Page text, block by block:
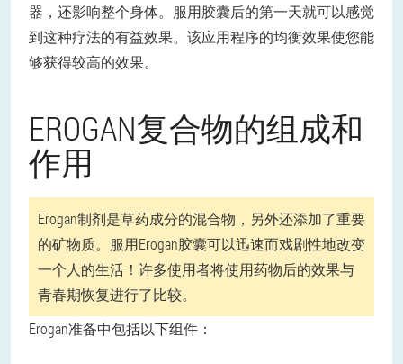
器，还影响整个身体。服用胶囊后的第一天就可以感觉
到这种疗法的有益效果。该应用程序的均衡效果使您能
够获得较高的效果。
EROGAN复合物的组成和
作用
Erogan制剂是草药成分的混合物，另外还添加了重要
的矿物质。服用Erogan胶囊可以迅速而戏剧性地改变
一个人的生活！许多使用者将使用药物后的效果与
青春期恢复进行了比较。
Erogan准备中包括以下组件：